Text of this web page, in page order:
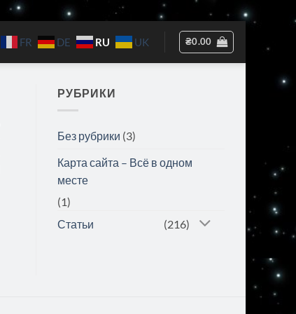
FR DE RU UK ₴0.00
РУБРИКИ
Без рубрики (3)
Карта сайта – Всё в одном
месте
(1)
Статьи
(216)